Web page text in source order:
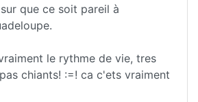
que ce soit pareil à
le rythme de vie, tres
chiants! :=! ca c'ets vraiment